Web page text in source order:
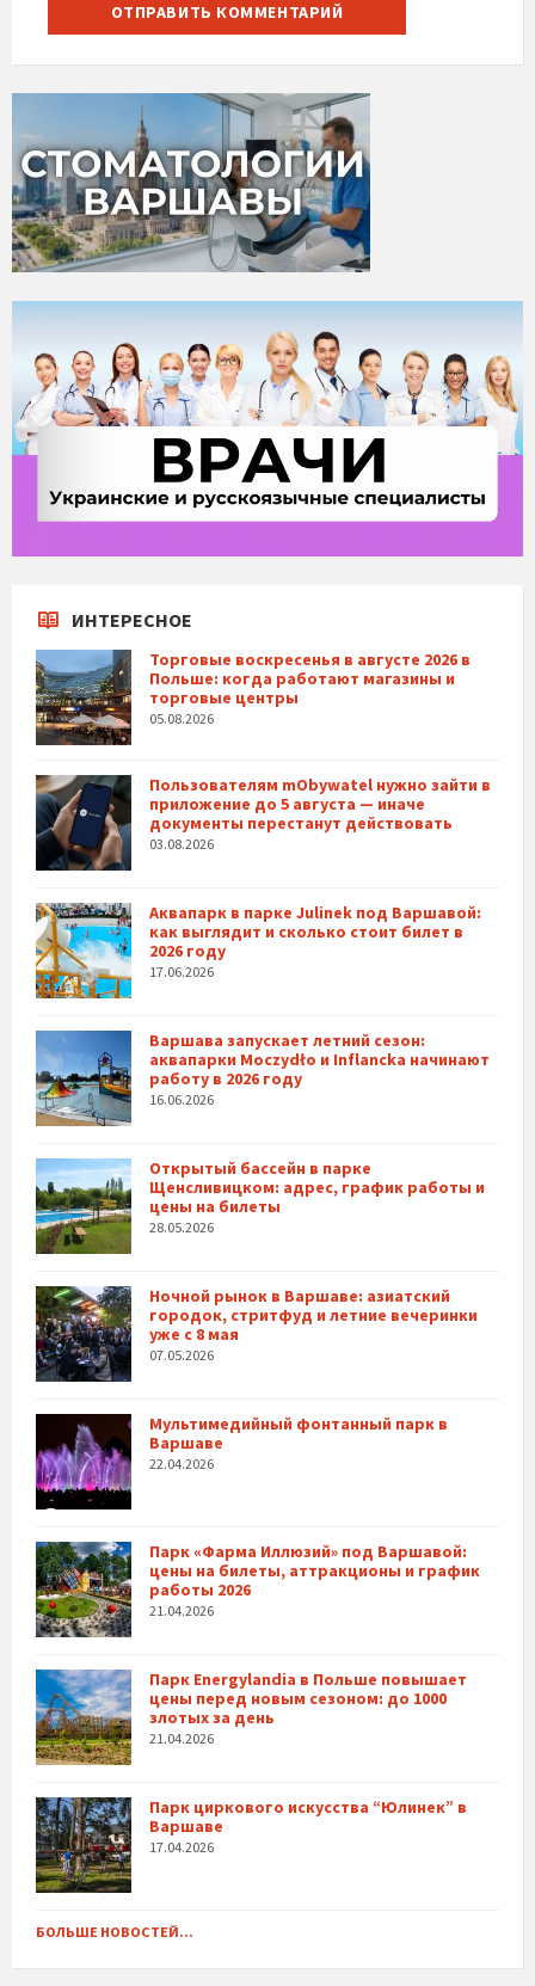
ИНТЕРЕСНОЕ
Торговые воскресенья в августе 2026 в
Польше: когда работают магазины и
торговые центры
05.08.2026
Пользователям mObywatel нужно зайти в
приложение до 5 августа — иначе
документы перестанут действовать
03.08.2026
Аквапарк в парке Julinek под Варшавой:
как выглядит и сколько стоит билет в
2026 году
17.06.2026
Варшава запускает летний сезон:
аквапарки Moczydło и Inflancka начинают
работу в 2026 году
16.06.2026
Открытый бассейн в парке
Щенсливицком: адрес, график работы и
цены на билеты
28.05.2026
Ночной рынок в Варшаве: азиатский
городок, стритфуд и летние вечеринки
уже с 8 мая
07.05.2026
Мультимедийный фонтанный парк в
Варшаве
22.04.2026
Парк «Фарма Иллюзий» под Варшавой:
цены на билеты, аттракционы и график
работы 2026
21.04.2026
Парк Energylandia в Польше повышает
цены перед новым сезоном: до 1000
злотых за день
21.04.2026
Парк циркового искусства “Юлинек” в
Варшаве
17.04.2026
БОЛЬШЕ НОВОСТЕЙ...